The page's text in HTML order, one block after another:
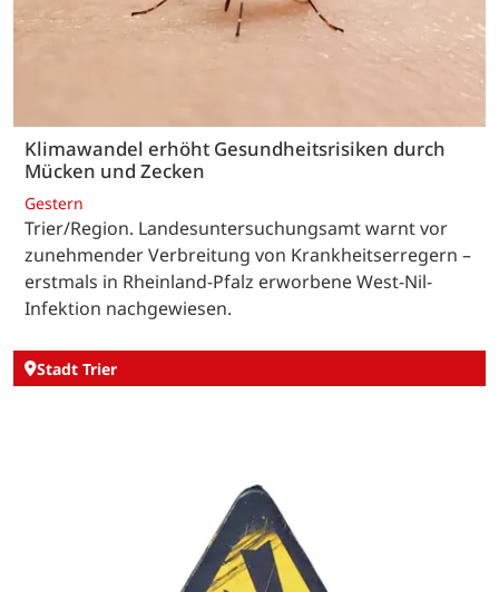
Klimawandel erhöht Gesundheitsrisiken durch
Mücken und Zecken
Gestern
Trier/Region. Landesuntersuchungsamt warnt vor
zunehmender Verbreitung von Krankheitserregern –
erstmals in Rheinland-Pfalz erworbene West-Nil-
Infektion nachgewiesen.
Stadt Trier